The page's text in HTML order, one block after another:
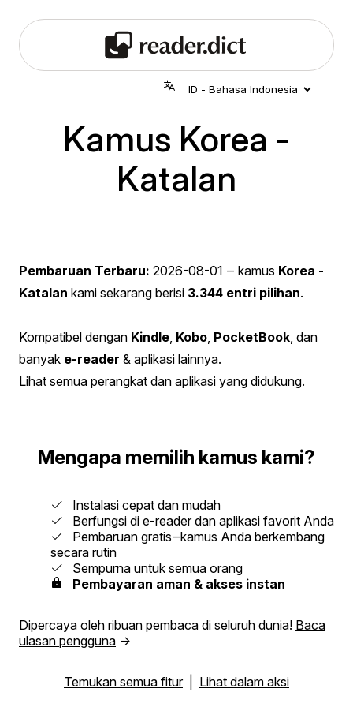
Kamus Korea -
Katalan
Pembaruan Terbaru: 2026-08-01 ‒ kamus Korea -
Katalan kami sekarang berisi 3.344 entri pilihan.
Kompatibel dengan Kindle Kobo PocketBook , dan
banyak e-reader & aplikasi lainnya.
Lihat semua perangkat dan aplikasi yang didukung.
Mengapa memilih kamus kami?
Instalasi cepat dan mudah
Berfungsi di e-reader dan aplikasi favorit Anda
Pembaruan gratis‒kamus Anda berkembang
secara rutin
Sempurna untuk semua orang
Pembayaran aman & akses instan
Dipercaya oleh ribuan pembaca di seluruh dunia! Baca
ulasan pengguna →
Temukan semua fitur| Lihat dalam aksi